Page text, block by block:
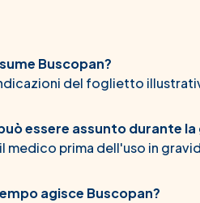
Buscopan?
del foglietto
essere assunto durante la
medico prima dell'uso in
agisce Buscopan?